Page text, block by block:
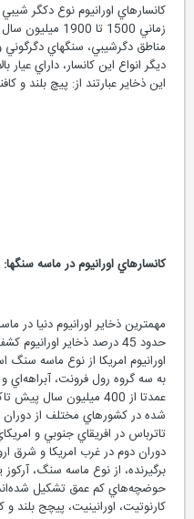
کانسارهاي اورانيوم نوع دکگر شيبي
زماني 1500 تا 1900
مناطق دگرشيبي، سنگهاي دگرگوني
ديگر انواع اين کانسار، داراي عيار
اين ذخاير عبارتند از: پيچ بلند و
کانسارهاي اورانيوم در ماسه سنگها:
مهمترين ذخاير اورانيوم دنيا در
اورانيوم امريکا از نوع ماسه سنگ
به سه گروه رول فرونت، آبراهه‌اي
عمدتا از 400 ميليون سال
شده در کشورهاي مختلف از دوران
تاترباس در افريقاي جنوبي و
دوران دوم در غرب امريکا و شرق
برگيرنده، از نوع ماسه سنگ، آرکوز
حوضچه‌هاي کم عمق تشکيل شده‌اند.
کارنوتيت، اورانينيت، پيچج بلند و